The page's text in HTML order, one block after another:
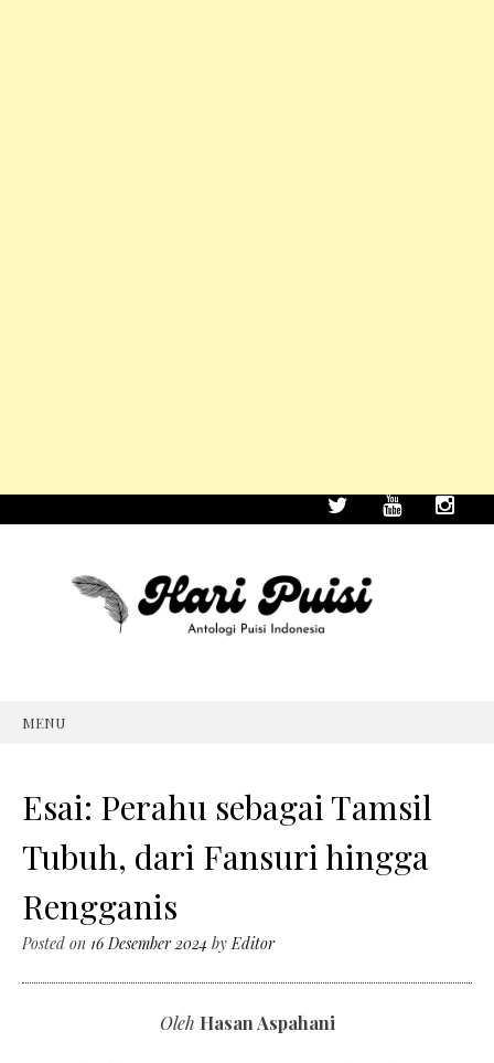
MENU
Esai: Perahu sebagai Tamsil
Tubuh, dari Fansuri hingga
Rengganis
Posted on 16 Desember 2024 byEditor
Oleh Hasan Aspahani